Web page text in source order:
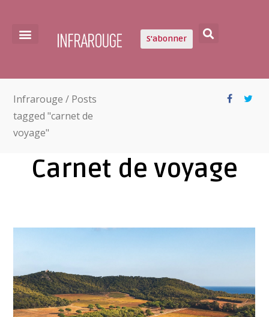
S'abonner
Infrarouge / Posts
tagged "carnet de
voyage"
Carnet de voyage